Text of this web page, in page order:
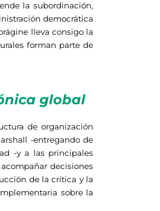
la subordinación,
democrática
lleva consigo la
forman parte de
global
de organización
-entregando de
-y a las principales
decisiones
de la crítica y la
sobre la